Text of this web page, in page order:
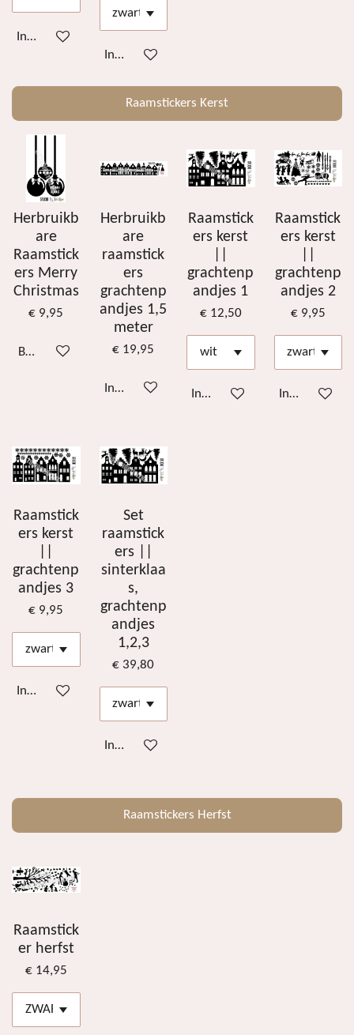
In winkelwagen
In winkelwagen
Raamstickers Kerst
Herbruikb
are
Raamstick
ers Merry
Christmas
€ 9,95
Bekijk details
Herbruikb
are
raamstick
ers
grachtenp
andjes 1,5
meter
€ 19,95
In winkelwagen
Raamstick
ers kerst
grachtenp
andjes 1
€ 12,50
In winkelwagen
Raamstick
ers kerst
grachtenp
andjes 2
€ 9,95
In
Raamstick
ers kerst
grachtenp
andjes 3
€ 9,95
In winkelwagen
Set
raamstick
ers ||
sinterklaa
s,
grachtenp
andjes
1,2,3
€ 39,80
In winkelwagen
Raamstickers Herfst
Raamstick
er herfst
€ 14,95